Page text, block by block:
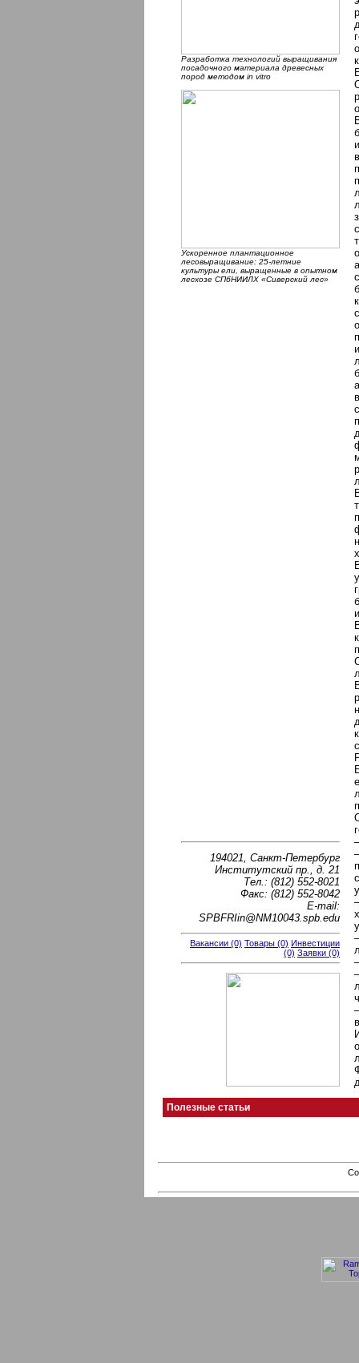
Разработка технологий выращивания
посадочного материала древесных
пород методом in vitro
Ускоренное плантационное
лесовыращивание: 25-летние
культуры ели, выращенные в опытном
лесхозе СПбНИИЛХ «Сиверский лес»
194021, Санкт-Петербург
Институтский пр., д. 21
Тел.: (812) 552-8021
Факс: (812) 552-8042
E-mail:
SPBFRIin@NM10043.spb.edu
Вакансии (0) Товары (0) Инвестиции
(0) Заявки (0)
Полезные статьи